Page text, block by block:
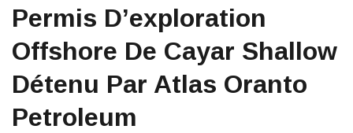
Permis D’exploration
Offshore De Cayar Shallow
Détenu Par Atlas Oranto
Petroleum